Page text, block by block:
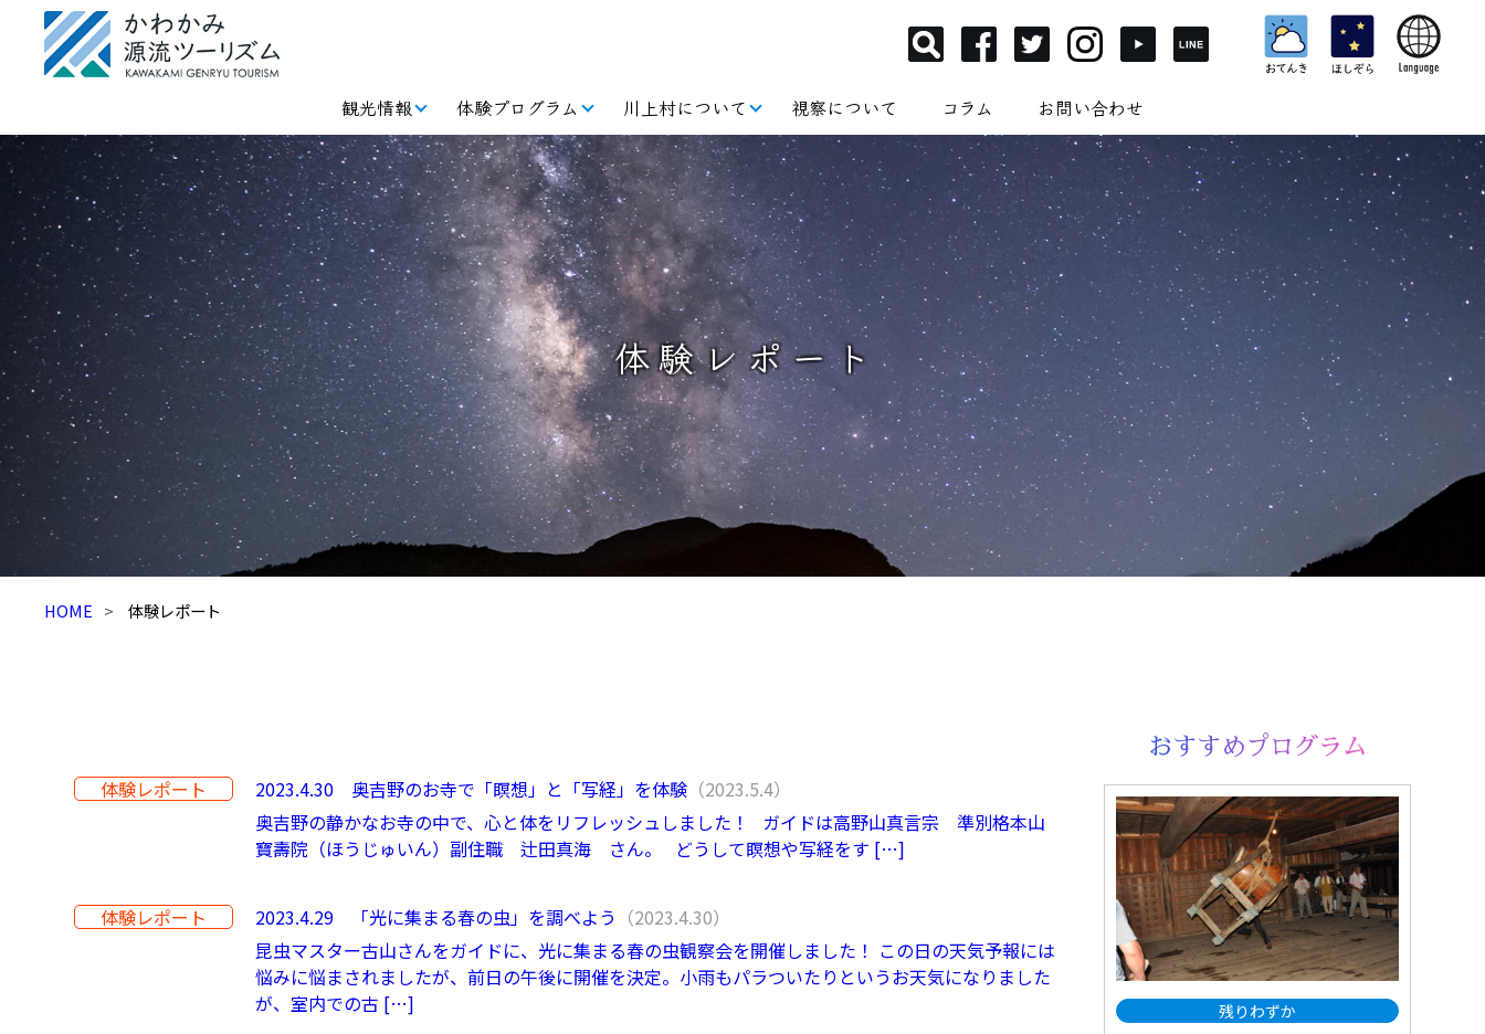
観光情報 体験プログラム 川上村について 視察について コラム お問い合わせ
体験レポート
HOME 体験レポート
体験レポート 2023.4.30 奥吉野のお寺で「瞑想」と「写経」を体験 （2023.5.4）
奥吉野の静かなお寺の中で、心と体をリフレッシュしました！ ガイドは高野山真言宗 準別格本山
寶壽院（ほうじゅいん）副住職 辻田真海 さん。 どうして瞑想や写経をす […]
体験レポート 2023.4.29 「光に集まる春の虫」を調べよう （2023.4.30）
昆虫マスター古山さんをガイドに、光に集まる春の虫観察会を開催しました！ この日の天気予報には
悩みに悩まされましたが、前日の午後に開催を決定。小雨もパラついたりというお天気になりました
が、室内での古 […]
おすすめプログラム
残りわずか